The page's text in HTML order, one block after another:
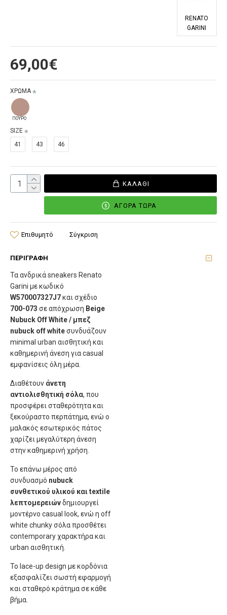
69,00€
RENATO
GARINI
ΧΡΩΜΑ
ΠΟΥΡΟ
SIZE
41
43 46
ΚΑΛΆΘΙ
ΑΓΟΡΆ ΤΏΡΑ
Επιθυμητό Σύγκριση
ΠΕΡΙΓΡΑΦΉ
Τα ανδρικά sneakers Renato
Garini με κωδικό
W570007327J7και σχέδιο
700-073 σε απόχρωση Beige
Nubuck Off White / μπεζ
nubuck off whiteσυνδυάζουν
minimal urban αισθητική και
καθημερινή άνεση για casual
εμφανίσεις όλη μέρα.
Διαθέτουν άνετη
αντιολισθητική σόλα, που
προσφέρει σταθερότητα και
ξεκούραστο περπάτημα, ενώ ο
μαλακός εσωτερικός πάτος
χαρίζει μεγαλύτερη άνεση
στην καθημερινή χρήση.
Το επάνω μέρος από
συνδυασμό nubuck
συνθετικού υλικού και textile
λεπτομερειώνδημιουργεί
μοντέρνο casual look, ενώ η off
white chunky σόλα προσθέτει
contemporary χαρακτήρα και
urban αισθητική.
Το lace-up design με κορδόνια
εξασφαλίζει σωστή εφαρμογή
και σταθερό κράτημα σε κάθε
βήμα.